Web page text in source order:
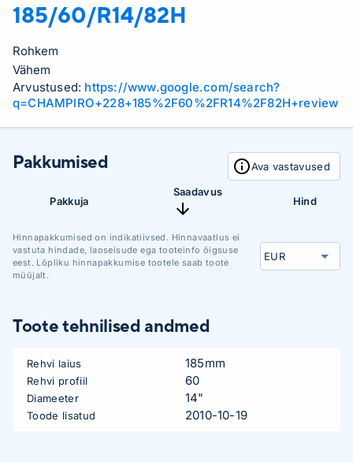
185/60/R14/82H
Rohkem
Vähem
Arvustused: https://www.google.com/search?
q=CHAMPIRO+228+185%2F60%2FR14%2F82H+review
Pakkumised Ava vastavused
Pakkuja
Saadavus
Hind
Hinnapakkumised on indikatiivsed. Hinnavaatlus ei
vastuta hindade, laoseisude ega tooteinfo õigsuse
eest. Lõpliku hinnapakkumise tootele saab toote
müüjalt.
Toote tehnilised andmed
Rehvi laius 185mm
Rehvi profiil 60
Diameeter 14"
Toode lisatud 2010-10-19